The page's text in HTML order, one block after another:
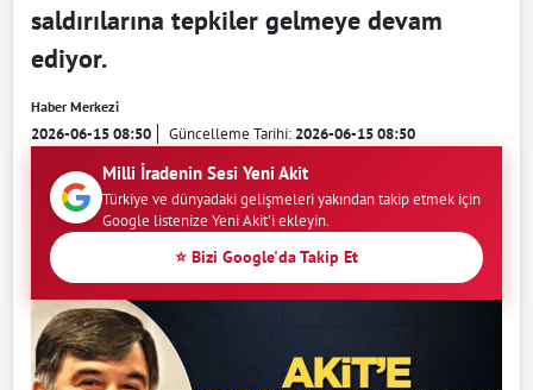
saldırılarına tepkiler gelmeye devam
ediyor.
Haber Merkezi
2026-06-15 08:50 Güncelleme Tarihi:2026-06-15 08:50
Milli İradenin Sesi Yeni Akit
Türkiye ve dünyadaki gelişmeleri yakından takip etmek için
Google listenize Yeni Akit'i ekleyin.
⭐ Bizi Google'da Takip Et